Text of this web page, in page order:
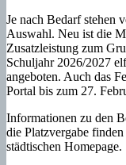
Je nach Bedarf stehen
Auswahl. Neu ist die
Zusatzleistung zum
Schuljahr 2026/2027
angeboten. Auch das
Portal bis zum 27.
Informationen zu den
die Platzvergabe
städtischen Homepage.